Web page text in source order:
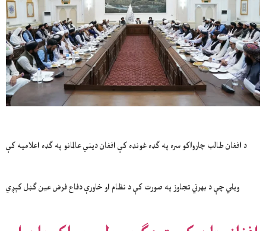
د افغان طالب چارواکو سره په ګډه غونډه کې افغان دیني عالمانو په ګډه اعلامیه کې
ویلي چې د بهرني تجاوز په صورت کې د نظام او خاورې دفاع فرض عین ګڼل کېږي